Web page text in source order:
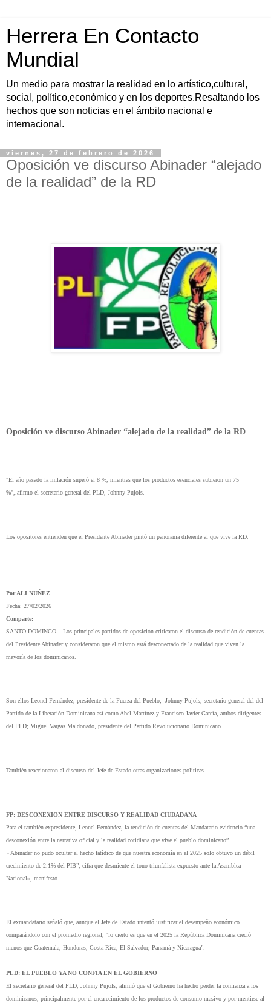
Herrera En Contacto
Mundial
Un medio para mostrar la realidad en lo artístico,cultural,
social, político,económico y en los deportes.Resaltando los
hechos que son noticias en el ámbito nacional e
internacional.
viernes, 27 de febrero de 2026
Oposición ve discurso Abinader “alejado
de la realidad” de la RD
Oposición ve discurso Abinader “alejado de la realidad” de la RD
"El año pasado la inflación superó el 8 %, mientras que los productos esenciales subieron un 75
%",.afirmó el secretario general del PLD, Johnny Pujols.
Los opositores entienden que el Presidente Abinader pintó un panorama diferente al que vive la RD.
Por ALI NUÑEZ
Fecha: 27/02/2026
Comparte:
SANTO DOMINGO.– Los principales partidos de oposición criticaron el discurso de rendición de cuentas
del Presidente Abinader y consideraron que el mismo está desconectado de la realidad que viven la
mayoría de los dominicanos.
Son ellos Leonel Fernández, presidente de la Fuerza del Pueblo; Johnny Pujols, secretario general del del
Partido de la Liberación Dominicana así como Abel Martínez y Francisco Javier García, ambos dirigentes
del PLD; Miguel Vargas Maldonado, presidente del Partido Revolucionario Dominicano.
También reaccionaron al discurso del Jefe de Estado otras organizaciones políticas.
FP: DESCONEXION ENTRE DISCURSO Y REALIDAD CIUDADANA
Para el también expresidente, Leonel Fernández, la rendición de cuentas del Mandatario evidenció “una
desconexión entre la narrativa oficial y la realidad cotidiana que vive el pueblo dominicano”.
» Abinader no pudo ocultar el hecho fatídico de que nuestra economía en el 2025 solo obtuvo un débil
crecimiento de 2.1% del PIB”, cifra que desmiente el tono triunfalista expuesto ante la Asamblea
Nacional», manifestó.
El exmandatario señaló que, aunque el Jefe de Estado intentó justificar el desempeño económico
comparándolo con el promedio regional, “lo cierto es que en el 2025 la República Dominicana creció
menos que Guatemala, Honduras, Costa Rica, El Salvador, Panamá y Nicaragua”.
PLD: EL PUEBLO YA NO CONFIA EN EL GOBIERNO
El secretario general del PLD, Johnny Pujols, afirmó que el Gobierno ha hecho perder la confianza a los
dominicanos, principalmente por el encarecimiento de los productos de consumo masivo y por mentirse al